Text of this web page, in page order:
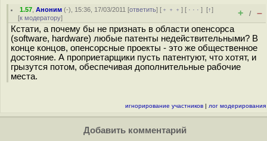
1.57 ,Аноним (-), 15:36, 17/03/2011 [ответить] [ ﹢﹢﹢] [ · · ·][↑]
[к модератору] + / –
Кстати, а почему бы не признать в области опенсорса
(software, hardware) любые патенты недействительными? В
конце концов, опенсорсные проекты - это же общественное
достояние. А проприетарщики пусть патентуют, что хотят, и
грызутся потом, обеспечивая дополнительные рабочие
места.
игнорирование участников | лог модерирования
Добавить комментарий